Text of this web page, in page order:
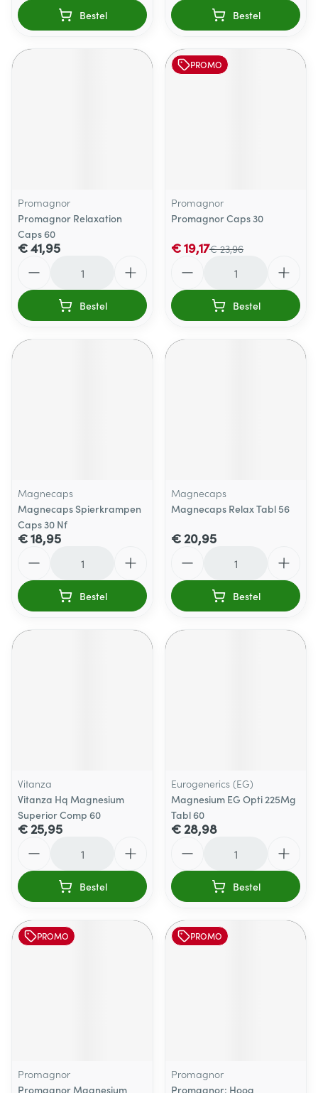
Bestel Bestel
Promagnor
Promagnor Relaxation
Caps 60
€ 41,95
Bestel
PROMO
Promagnor
Promagnor Caps 30
€ 23,96
€ 19,17
Bestel
Magnecaps
Magnecaps Spierkrampen
Caps 30 Nf
€ 18,95
Bestel
Magnecaps
Magnecaps Relax Tabl 56
€ 20,95
Bestel
Vitanza
Vitanza Hq Magnesium
Superior Comp 60
€ 25,95
Bestel
Eurogenerics (EG)
Magnesium EG Opti 225Mg
Tabl 60
€ 28,98
Bestel
PROMO
Promagnor
Promagnor Magnesium
PROMO
Promagnor
Promagnor: Hoog